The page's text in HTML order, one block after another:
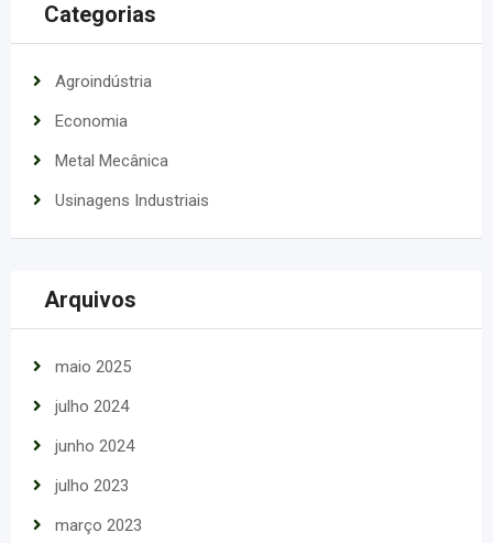
Categorias
Agroindústria
Economia
Metal Mecânica
Usinagens Industriais
Arquivos
maio 2025
julho 2024
junho 2024
julho 2023
março 2023